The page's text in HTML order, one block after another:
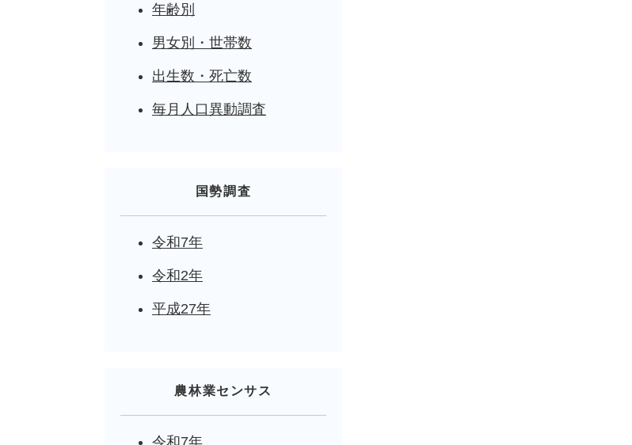
年齢別
男女別・世帯数
出生数・死亡数
毎月人口異動調査
国勢調査
令和7年
令和2年
平成27年
農林業センサス